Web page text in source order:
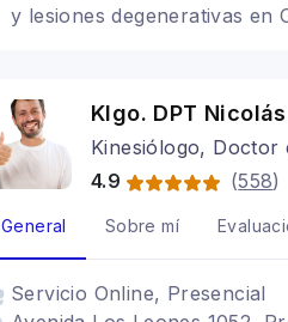
y lesiones degenerativas en
Klgo. DPT
Kinesiólogo, Doctor
4.9
(558)
General Sobre mí
Servicio Online, Presencial